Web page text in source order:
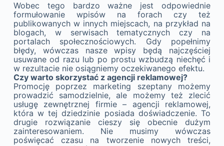
Wobec tego bardzo ważne jest odpowiednie
formułowanie wpisów na forach czy też
publikowanych w innych miejscach, na przykład na
blogach, w serwisach tematycznych czy na
portalach społecznościowych. Gdy popełnimy
błędy, wówczas nasze wpisy będą najczęściej
usuwane od razu lub po prostu wzbudzą niechęć i
w rezultacie nie osiągniemy oczekiwanego efektu.
Czy warto skorzystać z agencji reklamowej?
Promocję poprzez marketing szeptany możemy
prowadzić samodzielnie, ale możemy też zlecić
usługę zewnętrznej firmie – agencji reklamowej,
która w tej dziedzinie posiada doświadczenie. To
drugie rozwiązanie cieszy się obecnie dużym
zainteresowaniem. Nie musimy wówczas
poświęcać czasu na tworzenie nowych treści,